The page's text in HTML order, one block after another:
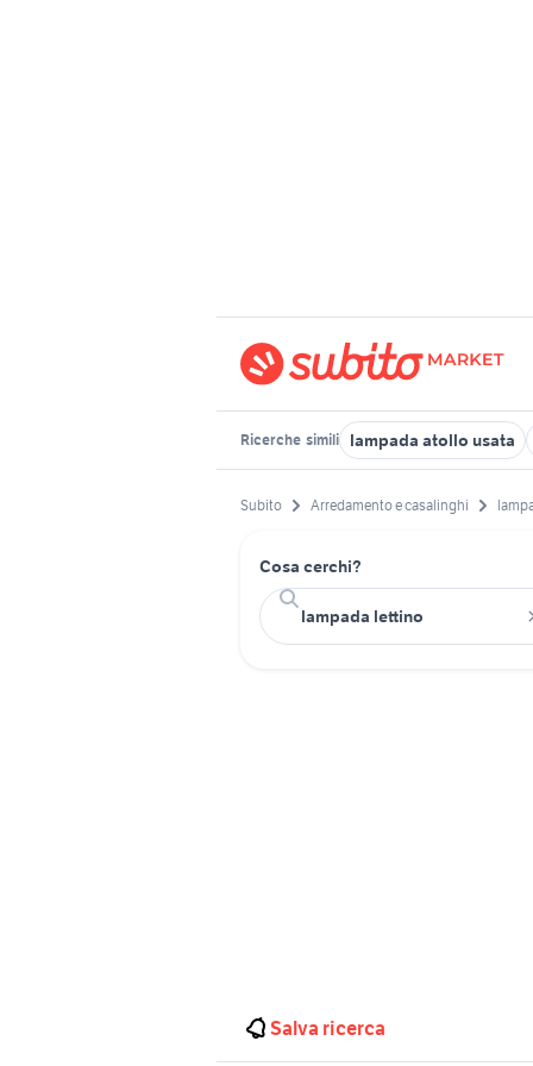
Ricerche simili lampada atollo usata
Subito Arredamento e casalinghi
Cosa cerchi?
Salva ricerca